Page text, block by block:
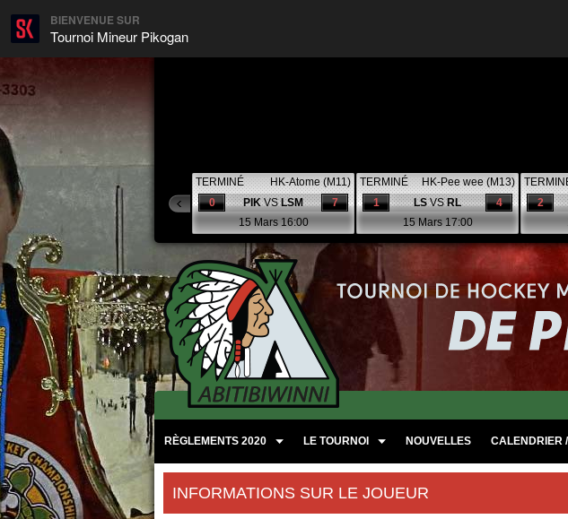
BIENVENUE SUR
Tournoi Mineur Pikogan
TERMINÉ
HK-Atome (M11)
7
0 PIKVSLSM
15 Mars 16:00
TERMINÉ
HK-Pee wee (M13)
4
1 LSVSRL
15 Mars 17:00
2
RÈGLEMENTS 2020 LE TOURNOI NOUVELLES CALENDRIER
INFORMATIONS SUR LE JOUEUR